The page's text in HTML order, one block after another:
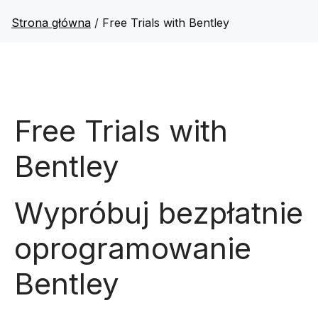
Strona główna / Free Trials with Bentley
Free Trials with
Bentley
Wypróbuj bezpłatnie
oprogramowanie
Bentley